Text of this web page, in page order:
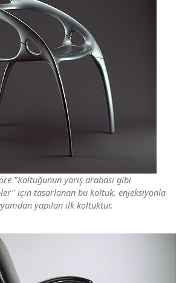
"Koltuğunun yarış arabası gibi
için tasarlanan bu koltuk, enjeksiyonla
yapılan ilk koltuktur.